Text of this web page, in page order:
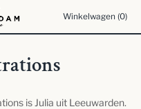
Winkelwagen (0)
is Julia uit Leeuwarden.